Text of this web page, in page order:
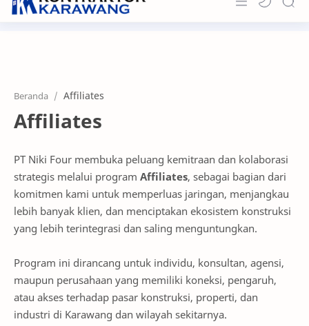
Contact
Beranda
Affiliates
PT Niki Four membuka peluang kemitraan dan kolaborasi
strategis melalui program Affiliates, sebagai bagian dari
komitmen kami untuk memperluas jaringan, menjangkau
lebih banyak klien, dan menciptakan ekosistem konstruksi
yang lebih terintegrasi dan saling menguntungkan.
Program ini dirancang untuk individu, konsultan, agensi,
maupun perusahaan yang memiliki koneksi, pengaruh,
atau akses terhadap pasar konstruksi, properti, dan
industri di Karawang dan wilayah sekitarnya.